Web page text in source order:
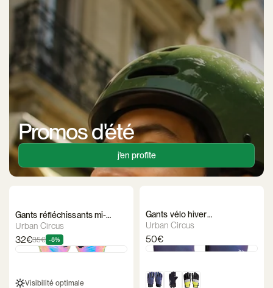
Promos d'été
j'en profite
Gants réfléchissants mi-
saison - Urban Circus
Urban Circus
32€35€ -8%
Visibilité optimale
Gants vélo hiver
réfléchissants Urban Circus
Urban Circus
50€